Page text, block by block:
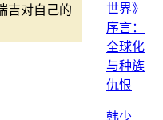
吉对自己的
世界》
序言：
全球化
与种族
仇恨
韩少